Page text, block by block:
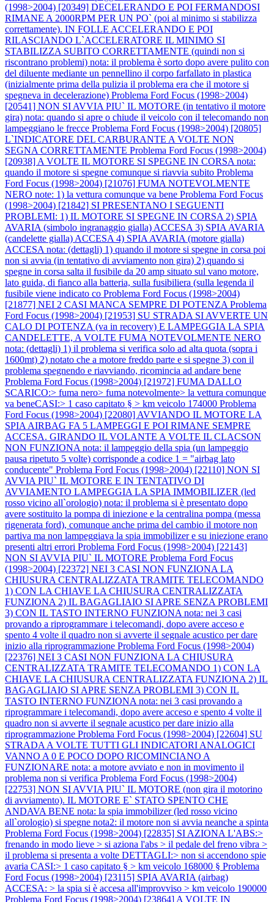
(1998>2004) [20349] DECELERANDO E POI FERMANDOSI
RIMANE A 2000RPM PER UN PO` (poi al minimo si stabilizza
correttamente). IN FOLLE ACCELERANDO E POI
RILASCIANDO L`ACCELERATORE IL MINIMO SI
STABILIZZA SUBITO CORRETTAMENTE (quindi non si
riscontrano problemi) nota: il problema è sorto dopo avere pulito con
del diluente mediante un pennellino il corpo farfallato in plastica
(inizialmente prima della pulizia il problema era che il motore si
spegneva in decelerazione) Problema Ford Focus (1998>2004)
[20541] NON SI AVVIA PIU` IL MOTORE (in tentativo il motore
gira) nota: quando si apre o chiude il veicolo con il telecomando non
lampeggiano le frecce Problema Ford Focus (1998>2004) [20805]
L`INDICATORE DEL CARBURANTE A VOLTE NON
SEGNA CORRETTAMENTE Problema Ford Focus (1998>2004)
[20938] A VOLTE IL MOTORE SI SPEGNE IN CORSA nota:
quando il motore si spegne comunque si riavvia subito Problema
Ford Focus (1998>2004) [21076] FUMA NOTEVOLMENTE
NERO note: 1) la vettura comunque va bene Problema Ford Focus
(1998>2004) [21842] SI PRESENTANO I SEGUENTI
PROBLEMI: 1) IL MOTORE SI SPEGNE IN CORSA 2) SPIA
AVARIA (simbolo ingranaggio gialla) ACCESA 3) SPIA AVARIA
(candelette gialla) ACCESA 4) SPIA AVARIA (motore gialla)
ACCESA nota: (dettagli) 1) quando il motore si spegne in corsa poi
non si avvia (in tentativo di avviamento non gira) 2) quando si
spegne in corsa salta il fusibile da 20 amp situato sul vano motore,
lato guida, di fianco alla batteria, sulla fusibiliera (sulla legenda il
fusibile viene indicato co Problema Ford Focus (1998>2004)
[21877] NEI 2 CASI MANCA SEMPRE DI POTENZA Problema
Ford Focus (1998>2004) [21953] SU STRADA SI AVVERTE UN
CALO DI POTENZA (va in recovery) E LAMPEGGIA LA SPIA
CANDELETTE, A VOLTE FUMA NOTEVOLMENTE NERO
nota: (dettagli) 1) il problema si verifica solo ad alta quota (sopra i
1600mt) 2) notato che a motore freddo parte e si spegne 3) con il
problema spegnendo e riavviando, ricomincia ad andare bene
Problema Ford Focus (1998>2004) [21972] FUMA DALLO
SCARICO:> fuma nero> fuma notevolmente> la vettura comunque
va beneCASI:> 1 caso capitato § > km veicolo 174000 Problema
Ford Focus (1998>2004) [22080] AVVIANDO IL MOTORE LA
SPIA AIRBAG FA 5 LAMPEGGI E POI RIMANE SEMPRE
ACCESA. GIRANDO IL VOLANTE A VOLTE IL CLACSON
NON FUNZIONA nota: il lampeggio della spia (un lampeggio
pausa ripetuto 5 volte) corrisponde a codice 1 = "airbag lato
conducente" Problema Ford Focus (1998>2004) [22110] NON SI
AVVIA PIU` IL MOTORE E IN TENTATIVO DI
AVVIAMENTO LAMPEGGIA LA SPIA IMMOBILIZER (led
rosso vicino all`orologio) nota: il problema si è presentato dopo
avere sostituito la pompa di iniezione e la centralina pompa (messa
rigenerata ford), comunque anche prima del cambio il motore non
partiva ma non lampeggiava la spia immobilizer e su iniezione erano
presenti altri errori Problema Ford Focus (1998>2004) [22143]
NON SI AVVIA PIU` IL MOTORE Problema Ford Focus
(1998>2004) [22372] NEI 3 CASI NON FUNZIONA LA
CHIUSURA CENTRALIZZATA TRAMITE TELECOMANDO
1) CON LA CHIAVE LA CHIUSURA CENTRALIZZATA
FUNZIONA 2) IL BAGAGLIAIO SI APRE SENZA PROBLEMI
3) CON IL TASTO INTERNO FUNZIONA nota: nei 3 casi
provando a riprogrammare i telecomandi, dopo avere acceso e
spento 4 volte il quadro non si avverte il segnale acustico per dare
inizio alla riprogrammazione Problema Ford Focus (1998>2004)
[22376] NEI 3 CASI NON FUNZIONA LA CHIUSURA
CENTRALIZZATA TRAMITE TELECOMANDO 1) CON LA
CHIAVE LA CHIUSURA CENTRALIZZATA FUNZIONA 2) IL
BAGAGLIAIO SI APRE SENZA PROBLEMI 3) CON IL
TASTO INTERNO FUNZIONA nota: nei 3 casi provando a
riprogrammare i telecomandi, dopo avere acceso e spento 4 volte il
quadro non si avverte il segnale acustico per dare inizio alla
riprogrammazione Problema Ford Focus (1998>2004) [22604] SU
STRADA A VOLTE TUTTI GLI INDICATORI ANALOGICI
VANNO A 0 E POCO DOPO RICOMINCIANO A
FUNZIONARE nota: a motore avviato e non in movimento il
problema non si verifica Problema Ford Focus (1998>2004)
[22753] NON SI AVVIA PIU` IL MOTORE (non gira il motorino
di avviamento). IL MOTORE E` STATO SPENTO CHE
ANDAVA BENE nota: la spia immobilizer (led rosso vicino
all`orologio) si spegne nota2: il motore non si avvia neanche a spinta
Problema Ford Focus (1998>2004) [22835] SI AZIONA L'ABS:>
frenando in modo lieve > si aziona l'abs > il pedale del freno vibra >
il problema si presenta a volte DETTAGLI:> non si accendono spie
avaria CASI:> 1 caso capitato § > km veicolo 168000 § Problema
Ford Focus (1998>2004) [23115] SPIA AVARIA (airbag)
ACCESA: > la spia si è accesa all'improvviso > km veicolo 190000
Problema Ford Focus (1998>2004) [23864] A VOLTE IN